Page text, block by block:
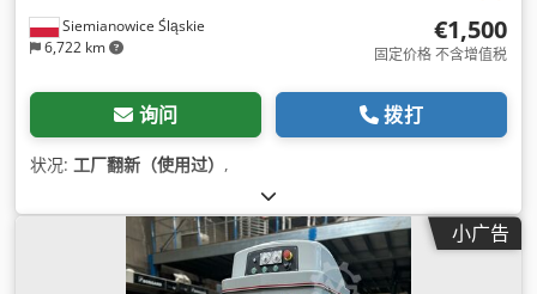
Siemianowice Śląskie
6,722 km
€1,500
固定价格 不含增值税
询问 拨打
状况: 工厂翻新（使用过） ,
小广告